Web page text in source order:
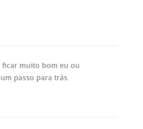
ficar muito bom eu ou
um passo para trás.